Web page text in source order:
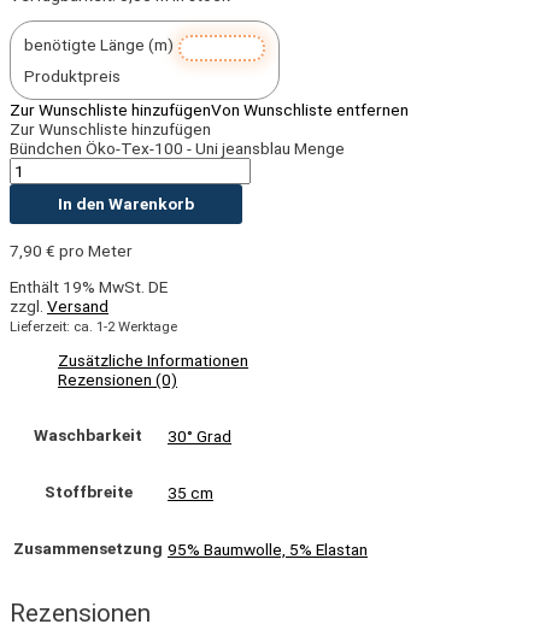
benötigte Länge (m)
Produktpreis
Zur Wunschliste hinzufügenVon Wunschliste entfernen
Zur Wunschliste hinzufügen
Bündchen Öko-Tex-100 - Uni jeansblau Menge
In den Warenkorb
7,90 € pro Meter
Enthält 19% MwSt. DE
zzgl. Versand
Lieferzeit: ca. 1-2 Werktage
Zusätzliche Informationen
Rezensionen (0)
Waschbarkeit 30° Grad
Stoffbreite 35 cm
Zusammensetzung 95% Baumwolle, 5% Elastan
Rezensionen